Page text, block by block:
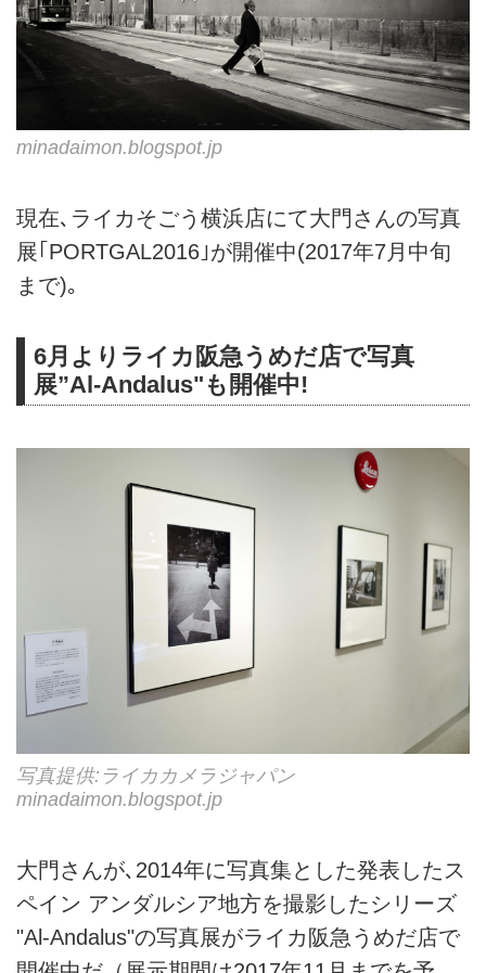
minadaimon.blogspot.jp
現在､ライカそごう横浜店にて大門さんの写真
展｢PORTGAL2016｣が開催中(2017年7月中旬
まで)｡
6月よりライカ阪急うめだ店で写真
展”Al-Andalus"も開催中!
写真提供:ライカカメラジャパン
minadaimon.blogspot.jp
大門さんが､2014年に写真集とした発表したス
ペイン アンダルシア地方を撮影したシリーズ
"Al-Andalus"の写真展がライカ阪急うめだ店で